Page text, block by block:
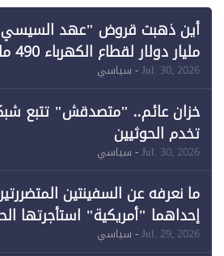
لـ"الطاقة المتجددة" (1)
Jul. 30, 2026- سياسي
خزان عائم.. "متصدقش" تتبع
تخدم الحوثيين
Jul. 30, 2026- سياسي
ما نعرفه عن السفينتين
إحداهما "أمريكية" استأجرتها
احتياجات الطاقة
Jul. 29, 2026- سياسي